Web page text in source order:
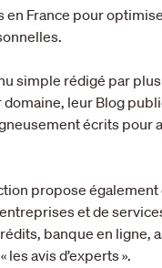
en France pour
simple rédigé par
domaine, leur Blog
écrits pour
propose
et de
banque en ligne,
les avis d’experts ».